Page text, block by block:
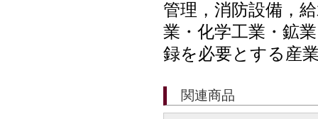
管理，消防設備，
業・化学工業・鉱
録を必要とする産
関連商品